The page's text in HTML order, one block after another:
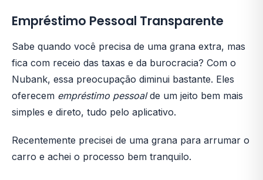
Empréstimo Pessoal Transparente
Sabe quando você precisa de uma grana extra, mas
fica com receio das taxas e da burocracia? Com o
Nubank, essa preocupação diminui bastante. Eles
oferecem empréstimo pessoalde um jeito bem mais
simples e direto, tudo pelo aplicativo.
Recentemente precisei de uma grana para arrumar o
carro e achei o processo bem tranquilo.